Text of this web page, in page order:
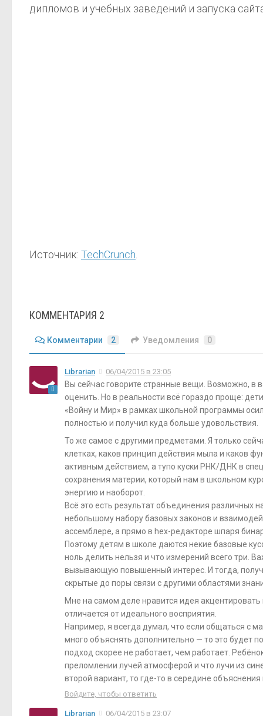
дипломов и учебных заведений и запуска
Источник: TechCrunch
КОММЕНТАРИЯ 2
Комментарии 2 Уведомления 0
Librarian 06/04/2015 в 23:05
Вы сейчас говорите странные вещи. Возможно, в
оценить. Но в реальности всё гораздо проще:
«Войну и Мир» в рамках школьной программы
полностью и получил куда больше удовольствия.
То же самое с другими предметами. Я только
клетках, каков принцип действия мыла и каков
активным действием, а тупо куски РНК/ДНК в
сохранения материи, который нам в школьном
энергию и наоборот.
Всё это есть результат объединения различных
небольшому набору базовых законов и
ассемблере, а прямо в hex-редакторе шпаря
Поэтому детям в школе даются некие базовые
ноль делить нельзя и что измерений всего три.
вызывающую повышенный интерес. И тогда,
скрытые до поры связи с другими областями
Мне на самом деле нравится идея
отличается от идеального восприятия.
Например, я всегда думал, что если общаться с
много объяснять дополнительно — то это будет
подход скорее не работает, чем работает.
преломлении лучей атмосферой и что лучи из
второй вариант, то где-то в середине
Войдите, чтобы ответить
Librarian 06/04/2015 в 23:07